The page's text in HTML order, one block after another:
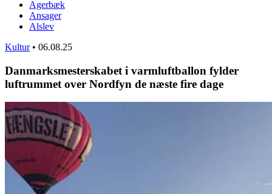
Agerbæk
Ansager
Alslev
Kultur • 06.08.25
Danmarksmesterskabet i varmluftballon fylder
luftrummet over Nordfyn de næste fire dage